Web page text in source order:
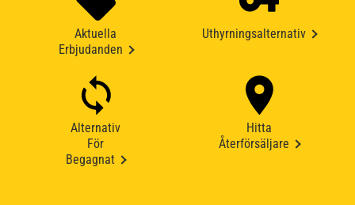
Aktuella
Erbjudanden
Uthyrningsalternativ
Alternativ
För
Begagnat
Hitta
Återförsäljare